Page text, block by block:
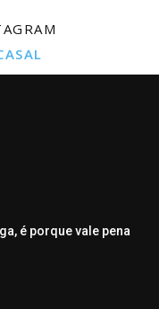
é porque vale pena